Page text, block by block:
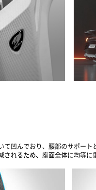
凹んでおり、腰部のサポート
れるため、座面全体に均等に